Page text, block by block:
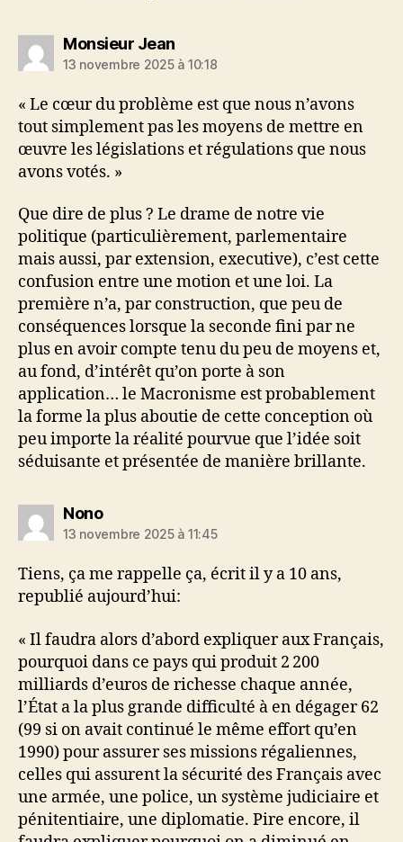
Monsieur Jeandit :
13 novembre 2025 à 10:18
« Le cœur du problème est que nous n’avons
tout simplement pas les moyens de mettre en
œuvre les législations et régulations que nous
avons votés. »
Que dire de plus ? Le drame de notre vie
politique (particulièrement, parlementaire
mais aussi, par extension, executive), c’est cette
confusion entre une motion et une loi. La
première n’a, par construction, que peu de
conséquences lorsque la seconde fini par ne
plus en avoir compte tenu du peu de moyens et,
au fond, d’intérêt qu’on porte à son
application… le Macronisme est probablement
la forme la plus aboutie de cette conception où
peu importe la réalité pourvue que l’idée soit
séduisante et présentée de manière brillante.
Nonodit :
13 novembre 2025 à 11:45
Tiens, ça me rappelle ça, écrit il y a 10 ans,
republié aujourd’hui:
« Il faudra alors d’abord expliquer aux Français,
pourquoi dans ce pays qui produit 2 200
milliards d’euros de richesse chaque année,
l’État a la plus grande difficulté à en dégager 62
(99 si on avait continué le même effort qu’en
1990) pour assurer ses missions régaliennes,
celles qui assurent la sécurité des Français avec
une armée, une police, un système judiciaire et
pénitentiaire, une diplomatie. Pire encore, il